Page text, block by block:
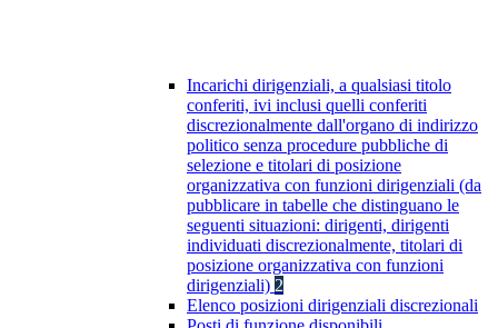
Incarichi dirigenziali, a qualsiasi titolo
conferiti, ivi inclusi quelli conferiti
discrezionalmente dall'organo di indirizzo
politico senza procedure pubbliche di
selezione e titolari di posizione
organizzativa con funzioni dirigenziali (da
pubblicare in tabelle che distinguano le
seguenti situazioni: dirigenti, dirigenti
individuati discrezionalmente, titolari di
posizione organizzativa con funzioni
dirigenziali) 2
Elenco posizioni dirigenziali discrezionali